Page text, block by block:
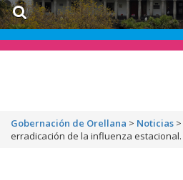
Gobernación de Orellana > Noticias >
erradicación de la influenza estacional.